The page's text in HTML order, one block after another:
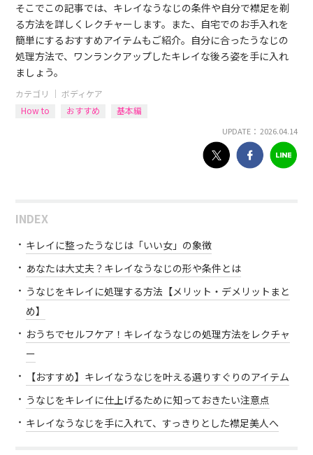
そこでこの記事では、キレイなうなじの条件や自分で襟足を剃
る方法を詳しくレクチャーします。また、自宅でのお手入れを
簡単にするおすすめアイテムもご紹介。自分に合ったうなじの
処理方法で、ワンランクアップしたキレイな後ろ姿を手に入れ
ましょう。
カテゴリ ｜ボディケア
How to
おすすめ 基本編
UPDATE： 2026.04.14
INDEX
キレイに整ったうなじは「いい女」の象徴
あなたは大丈夫？キレイなうなじの形や条件とは
うなじをキレイに処理する方法【メリット・デメリットまと
め】
おうちでセルフケア！キレイなうなじの処理方法をレクチャ
ー
【おすすめ】キレイなうなじを叶える選りすぐりのアイテム
うなじをキレイに仕上げるために知っておきたい注意点
キレイなうなじを手に入れて、すっきりとした襟足美人へ